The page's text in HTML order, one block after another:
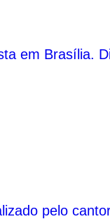
em Brasília.
pelo